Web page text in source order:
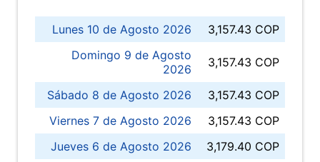
Lunes 10 de Agosto 2026
3,157.43 COP
Domingo 9 de Agosto
2026
3,157.43 COP
Sábado 8 de Agosto 2026
3,157.43 COP
Viernes 7 de Agosto 2026
3,157.43 COP
Jueves 6 de Agosto 2026
3,179.40 COP